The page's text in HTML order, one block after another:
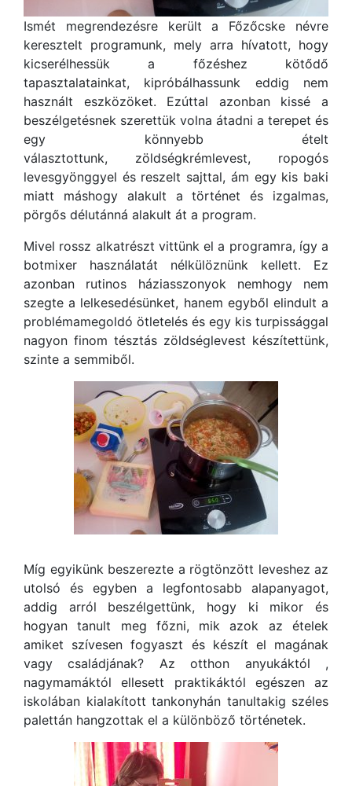
Ismét megrendezésre került a Főzőcske névre
keresztelt programunk, mely arra hívatott, hogy
kicserélhessük a főzéshez kötődő
tapasztalatainkat, kipróbálhassunk eddig nem
használt eszközöket. Ezúttal azonban kissé a
beszélgetésnek szerettük volna átadni a terepet és
egy könnyebb ételt
választottunk, zöldségkrémlevest, ropogós
levesgyönggyel és reszelt sajttal, ám egy kis baki
miatt máshogy alakult a történet és izgalmas,
pörgős délutánná alakult át a program.
Mivel rossz alkatrészt vittünk el a programra, így a
botmixer használatát nélkülöznünk kellett. Ez
azonban rutinos háziasszonyok nemhogy nem
szegte a lelkesedésünket, hanem egyből elindult a
problémamegoldó ötletelés és egy kis turpissággal
nagyon finom tésztás zöldséglevest készítettünk,
szinte a semmiből.
Míg egyikünk beszerezte a rögtönzött leveshez az
utolsó és egyben a legfontosabb alapanyagot,
addig arról beszélgettünk, hogy ki mikor és
hogyan tanult meg főzni, mik azok az ételek
amiket szívesen fogyaszt és készít el magának
vagy családjának? Az otthon anyukáktól ,
nagymamáktól ellesett praktikáktól egészen az
iskolában kialakított tankonyhán tanultakig széles
palettán hangzottak el a különböző történetek.